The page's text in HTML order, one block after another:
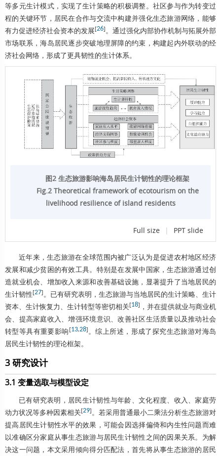
等多元生计模式，实现了生计策略的积极调整。社区参与作为转变过
程的关键环节，居民在合作与交流中构建并强化生态旅游网络，能够
有力促进经济社会资本的发展[26]。通过强化内部协作机制与拓展外部
市场联系，海岛居民逐步突破地理屏障的约束，构建起内外联动的经
济社会网络，形成了更具韧性的生计体系。
图2 生态旅游影响海岛居民生计韧性的理论框架
Fig.2 Theoretical framework of ecotourism on the
livelihood resilience of island residents
Full size | PPT slide
近年来，生态旅游在全球范围内被广泛认为是促进农村地区经济
发展和减少贫困的有效工具。特别是在发展中国家，生态旅游通过创
造就业机会、增加收入来源和改善基础设施，显著提升了当地居民的
生计韧性[27]。已有研究表明，生态旅游与当地居民的生计策略、生计
资本、生计恢复力、生计转型等密切相关[18] ，并在提供就业与商业机
会、提高家庭收入、增强环境意识、改善社区生活质量以及推动社会
转型等具有重要影响 [13,28]。综上所述，形成了探究生态旅游对海岛
居民生计韧性的理论框架。
3 研究设计
3.1 变量选取与模型设定
已有研究表明，居民生计韧性与年龄、文化程度、收入、家庭劳
动力状况等多种因素相关[29]。若采用普通最小二乘法分析生态旅游对
提高居民生计韧性水平的效果，可能会因选择偏倚和内生性问题而难
以准确区分家庭从事生态旅游与居民生计韧性之间的因果关系。为解
决这一问题，本文采用倾向得分匹配法，首先将从事生态旅游的居民